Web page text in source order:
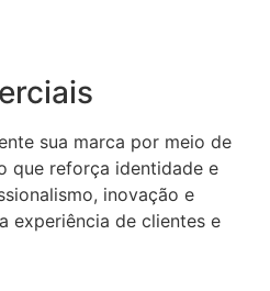
sua marca por meio de
que reforça identidade e
inovação e
experiência de clientes e